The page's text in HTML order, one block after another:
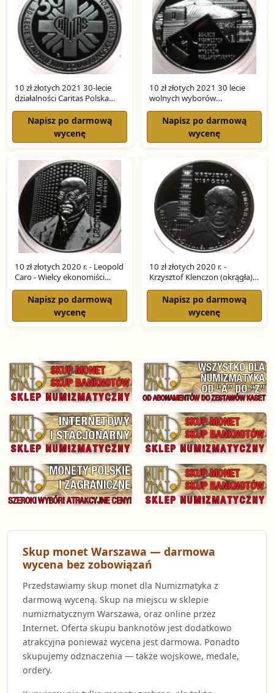
10 zł złotych 2021 30-lecie
działalności Caritas Polska
SREBRO
Napisz po darmową
wycenę
10 zł złotych 2021 30 lecie
wolnych wyborów
parlamentarnych SREBRO
Napisz po darmową
wycenę
10 zł złotych 2020 r. - Leopold
Caro - Wielcy ekonomiści
SREBRO
Napisz po darmową
wycenę
10 zł złotych 2020 r. -
Krzysztof Klenczon (okrągła)
SREBRO
Napisz po darmową
wycenę
Skup monet Warszawa — darmowa
wycena bez zobowiązań
Przedstawiamy skup monet dla Numizmatyka z
darmową wyceną. Skup na miejscu w sklepie
numizmatycznym Warszawa, oraz online przez
Internet. Oferta skupu banknotów jest dodatkowo
atrakcyjna ponieważ wycena jest darmowa. Ponadto
skupujemy odznaczenia — także wojskowe, medale,
ordery.